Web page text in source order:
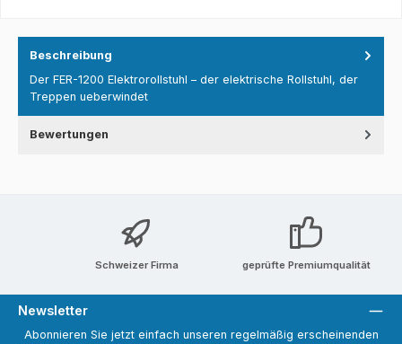
Beschreibung
Der FER-1200 Elektrorollstuhl – der elektrische Rollstuhl, der
Treppen ueberwindet
Bewertungen
Schweizer Firma geprüfte Premiumqualität
Newsletter
Abonnieren Sie jetzt einfach unseren regelmäßig erscheinenden